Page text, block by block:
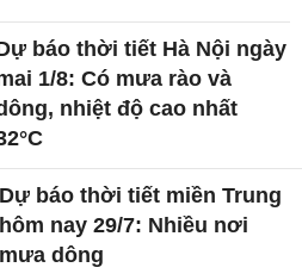
báo thời tiết Hà Nội ngày
1/8: Có mưa rào và
nhiệt độ cao nhất
Dự báo thời tiết miền Trung
hôm nay 29/7: Nhiều nơi
mưa dông